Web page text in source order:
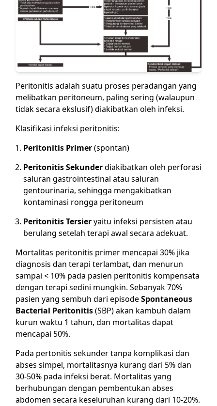
Peritonitis adalah suatu proses peradangan yang
melibatkan peritoneum, paling sering (walaupun
tidak secara ekslusif) diakibatkan oleh infeksi.
Klasifikasi infeksi peritonitis:
Peritonitis Primer(spontan)
Peritonitis Sekunderdiakibatkan oleh perforasi
saluran gastrointestinal atau saluran
gentourinaria, sehingga mengakibatkan
kontaminasi rongga peritoneum
Peritonitis Tersieryaitu infeksi persisten atau
berulang setelah terapi awal secara adekuat.
Mortalitas peritonitis primer mencapai 30% jika
diagnosis dan terapi terlambat, dan menurun
sampai < 10% pada pasien peritonitis kompensata
dengan terapi sedini mungkin. Sebanyak 70%
pasien yang sembuh dari episodeSpontaneous
Bacterial Peritonitis(SBP) akan kambuh dalam
kurun waktu 1 tahun, dan mortalitas dapat
mencapai 50%.
Pada pertonitis sekunder tanpa komplikasi dan
abses simpel, mortalitasnya kurang dari 5% dan
30-50% pada infeksi berat. Mortalitas yang
berhubungan dengan pembentukan abses
abdomen secara keseluruhan kurang dari 10-20%.